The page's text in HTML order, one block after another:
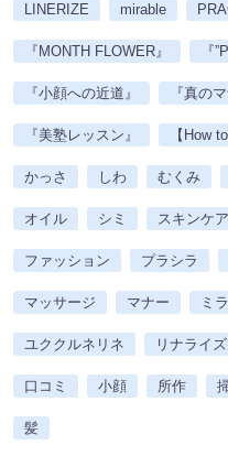
LINERIZE mirable
『MONTH FLOWER』 『
『小顔への近道』 『真の
『美塾レッスン』 【How to
かっさ しわ むくみ
オイル シミ スキンケア
ファッション プラシラ
マッサージ マナー ミ
ユククルネリネ リナライズ
口コミ 小顔 所作
髪